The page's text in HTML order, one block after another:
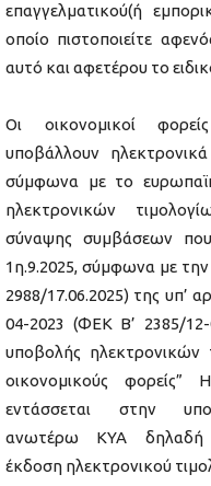
επαγγελματικού(ή
οποίο πιστοποιείτε
αυτό και αφετέρου το
Οι οικονομικοί
υποβάλλουν
σύμφωνα με το
ηλεκτρονικών
σύναψης συμβάσεων
1η.9.2025, σύμφωνα με
2988/17.06.2025) της υπ’
04-2023 (ΦΕΚ Β’ 2385/
υποβολής ηλεκτρονικών
οικονομικούς
εντάσσεται στην
ανωτέρω ΚΥΑ δηλαδή
έκδοση ηλεκτρονικού